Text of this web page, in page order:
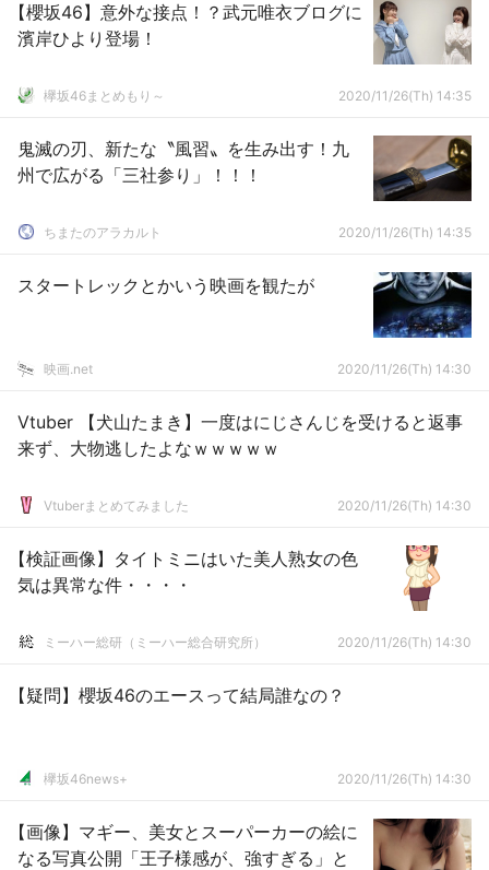
【櫻坂46】意外な接点！？武元唯衣ブログに
濱岸ひより登場！
欅坂46まとめもり～ 2020/11/26(Th) 14:35
鬼滅の刃、新たな〝風習〟を生み出す！九
州で広がる「三社参り」！！！
ちまたのアラカルト 2020/11/26(Th) 14:35
スタートレックとかいう映画を観たが
映画.net 2020/11/26(Th) 14:30
Vtuber 【犬山たまき】一度はにじさんじを受けると返事
来ず、大物逃したよなｗｗｗｗｗ
Vtuberまとめてみました 2020/11/26(Th) 14:30
【検証画像】タイトミニはいた美人熟女の色
気は異常な件・・・・
ミーハー総研（ミーハー総合研究所） 2020/11/26(Th) 14:30
【疑問】櫻坂46のエースって結局誰なの？
欅坂46news+ 2020/11/26(Th) 14:30
【画像】マギー、美女とスーパーカーの絵に
なる写真公開「王子様感が、強すぎる」と